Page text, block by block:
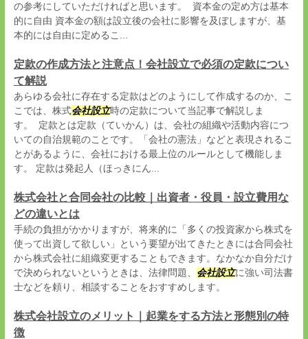
の参考にしていただければと思います。 資本金の定め方は基本
的に自由 資本金の額は設立後の会社に影響を及ぼしますが、基
本的には自由に定めるこ...
定款の作成方法と注意点！会社設立で必須の定款につい
て解説
あらゆる会社に存在する定款はどのようにして作成するのか、こ
こでは、株式会社設立時の定款について当記事で解説しま
す。 定款とは定款（ていかん）は、会社の組織や活動内容につ
いての自治規範のことです。「会社の憲法」などと表現されるこ
とがあるように、会社における最上位のルールとして機能しま
す。 定款は発起人（ほっきにん...
株式会社と合同会社の比較｜出資者・役員・設立費用な
どの違いとは
手続の負担がかかりますが、将来的に「多くの投資家から株式を
使って出資して欲しい」という要望が出てきたときには合同会社
から株式会社に組織変更することもできます。なかなか自分だけ
で決められないというときは、法律問題、 会社設立に強い司法書
士などを頼り、相談することをおすすめします。
株式会社設立のメリット｜起業をする方法と形態別の特
徴